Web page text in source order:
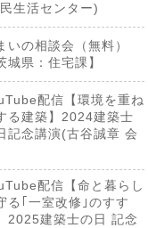
生活センター)
いの相談会（無料）
城県：住宅課】
配信【環境を重ね
る建築】2024建築士
記念講演(古谷誠章 会
配信【命と暮らし
る｢一室改修｣のすす
2025建築士の日 記念